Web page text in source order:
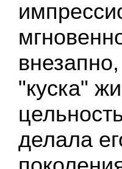
"куска"
делала